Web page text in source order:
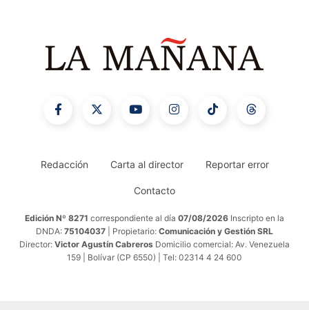
Redacción Carta al director Reportar error
Contacto
Edición Nº 8271 correspondiente al día 07/08/2026 Inscripto en la
DNDA: 75104037 | Propietario: Comunicación y Gestión SRL
Director: Victor Agustín Cabreros Domicilio comercial: Av. Venezuela
159 | Bolívar (CP 6550) | Tel: 02314 4 24 600